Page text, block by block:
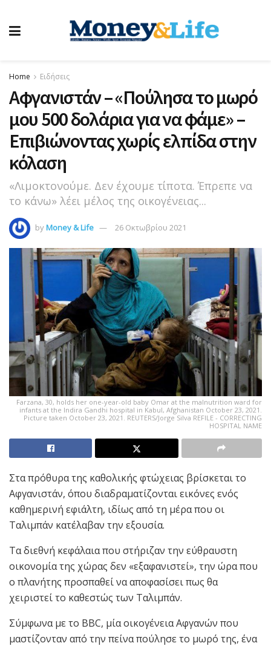
Home Ειδήσεις
Αφγανιστάν – «Πούλησα το μωρό
μου 500 δολάρια για να φάμε» –
Επιβιώνοντας χωρίς ελπίδα στην
κόλαση
«Λιμοκτονούμε. Δεν έχουμε τίποτα. Έπρεπε να
το κάνω» λέει μέλος της οικογένειας...
byMoney & Life 26 Οκτωβρίου 2021
Farzana, 30, holds her one-year-old baby Omar at the malnutrition ward for
infants at the Indira Gandhi hospital in Kabul, Afghanistan October 23, 2021.
Picture taken October 23, 2021. REUTERS/Jorge Silva REFILE - CORRECTING
HOSPITAL NAME
Στα πρόθυρα της καθολικής φτώχειας βρίσκεται το
Αφγανιστάν, όπου διαδραματίζονται εικόνες ενός
καθημερινή εφιάλτη, ιδίως από τη μέρα που οι
Ταλιμπάν κατέλαβαν την εξουσία.
Τα διεθνή κεφάλαια που στήριζαν την εύθραυστη
οικονομία της χώρας δεν «εξαφανιστεί», την ώρα που
ο πλανήτης προσπαθεί να αποφασίσει πως θα
χειριστεί το καθεστώς των Ταλιμπάν.
Σύμφωνα με το BBC, μία οικογένεια Αφγανών που
μαστίζονταν από την πείνα πούλησε το μωρό της, ένα